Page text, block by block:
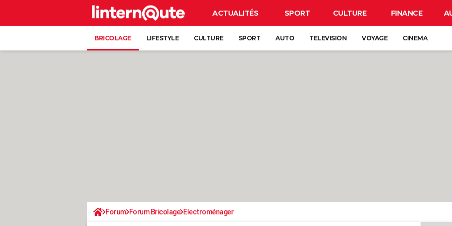
ACTUALITÉS SPORT CULTURE FINANCE
BRICOLAGE LIFESTYLE CULTURE SPORT AUTO TELEVISION VOYAGE CINEMA
Forum Forum Bricolage Electroménager